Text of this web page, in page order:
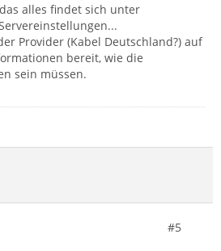
alles findet sich unter
Provider (Kabel Deutschland?) auf
bereit, wie die
sein müssen.
#5